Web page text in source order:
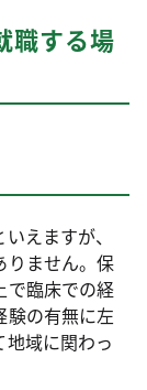
職する場
えますが、
りません。保
で臨床での経
験の有無に左
域に関わっ